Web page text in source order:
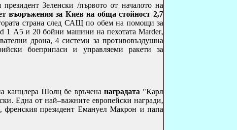
Зеленски /първото от началото на
въоръжения за Киев на обща стойност 2,7
страна след САЩ по обем на помощи за
1 A5 и 20 бойни машини на пехотатаMarder,
дрона, 4 системи за противовъздушна
боеприпаси и управляеми ракети за
канцлера Шолц бе връченанаградата "Карл
Една от най–важните европейски награди,
френския президент Емануел Макрон и папа